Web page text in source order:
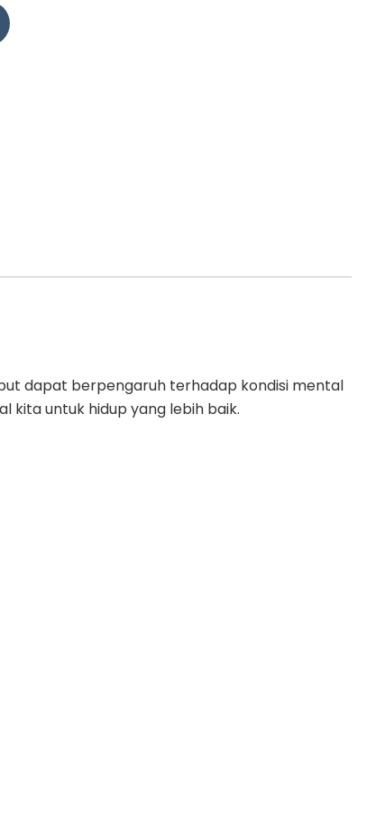
dapat berpengaruh terhadap kondisi mental
kita untuk hidup yang lebih baik.